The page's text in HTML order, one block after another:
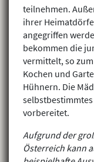
teilnehmen.
ihrer
angegriffen
bekommen die
vermittelt, so
Kochen und
Hühnern. Die
vorbereitet.
Aufgrund der
Österreich kann